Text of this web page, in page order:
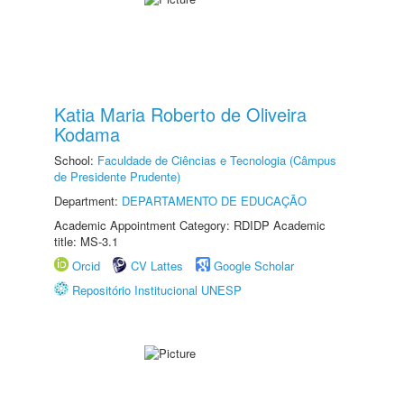
Katia Maria Roberto de Oliveira
Kodama
School: Faculdade de Ciências e Tecnologia (Câmpus
de Presidente Prudente)
Department: DEPARTAMENTO DE EDUCAÇÃO
Academic Appointment Category: RDIDP Academic
title: MS-3.1
Orcid
CV Lattes
Google Scholar
Repositório Institucional UNESP